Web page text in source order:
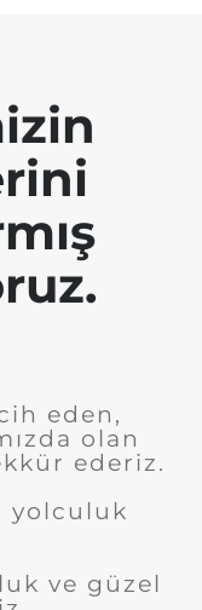
eden,
olan
ederiz.
yolculuk
ve güzel